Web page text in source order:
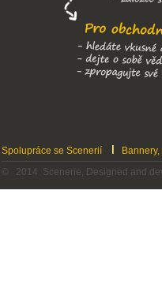
Spolupráce se Scenerií
© 2014 Scenerie, Designed and